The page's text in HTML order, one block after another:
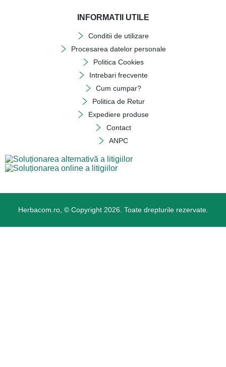
INFORMATII UTILE
Conditii de utilizare
Procesarea datelor personale
Politica Cookies
Intrebari frecvente
Cum cumpar?
Politica de Retur
Expediere produse
Contact
ANPC
Herbacom.ro, © Copyright 2026. Toate drepturile rezervate.